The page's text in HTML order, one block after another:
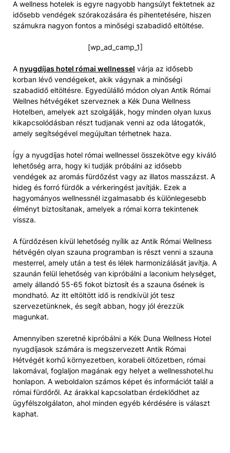
A wellness hotelek is egyre nagyobb hangsúlyt fektetnek az
idősebb vendégek szórakozására és pihentetésére, hiszen
számukra nagyon fontos a minőségi szabadidő eltöltése.
[wp_ad_camp_1]
A nyugdíjas hotel római wellnessel várja az idősebb
korban lévő vendégeket, akik vágynak a minőségi
szabadidő eltöltésre. Egyedülálló módon olyan Antik Római
Wellnes hétvégéket szerveznek a Kék Duna Wellness
Hotelben, amelyek azt szolgálják, hogy minden olyan luxus
kikapcsolódásban részt tudjanak venni az oda látogatók,
amely segítségével megújultan térhetnek haza.
Így a nyugdíjas hotel római wellnessel összekötve egy kiváló
lehetőség arra, hogy ki tudják próbálni az idősebb
vendégek az aromás fürdőzést vagy az illatos masszázst. A
hideg és forró fürdők a vérkeringést javítják. Ezek a
hagyományos wellnessnél izgalmasabb és különlegesebb
élményt biztosítanak, amelyek a római korra tekintenek
vissza.
A fürdőzésen kívül lehetőség nyílik az Antik Római Wellness
hétvégén olyan szauna programban is részt venni a szauna
mesterrel, amely után a test és lélek harmonizálását javítja. A
szaunán felül lehetőség van kipróbálni a laconium helységet,
amely állandó 55-65 fokot biztosít és a szauna ősének is
mondható. Az itt eltöltött idő is rendkívül jót tesz
szervezetünknek, és segít abban, hogy jól érezzük
magunkat.
Amennyiben szeretné kipróbálni a Kék Duna Wellness Hotel
nyugdíjasok számára is megszervezett Antik Római
Hétvégét korhű környezetben, korabeli öltözetben, római
lakomával, foglaljon magának egy helyet a wellnesshotel.hu
honlapon. A weboldalon számos képet és információt talál a
római fürdőről. Az árakkal kapcsolatban érdeklődhet az
ügyfélszolgálaton, ahol minden egyéb kérdésére is választ
kaphat.